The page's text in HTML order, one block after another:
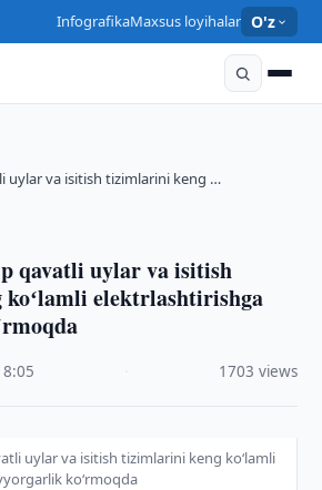
InfografikaMaxsus loyihalar O'z
uylar va isitish tizimlarini keng …
qavatli uylar va isitish
elektrlashtirishga
1703 views
uylar va isitish tizimlarini keng koʻlamli
koʻrmoqda